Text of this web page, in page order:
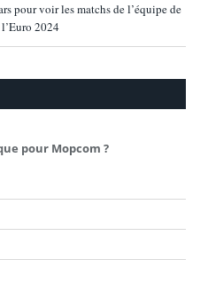
pour voir les matchs de l’équipe de
2024
pour Mopcom ?